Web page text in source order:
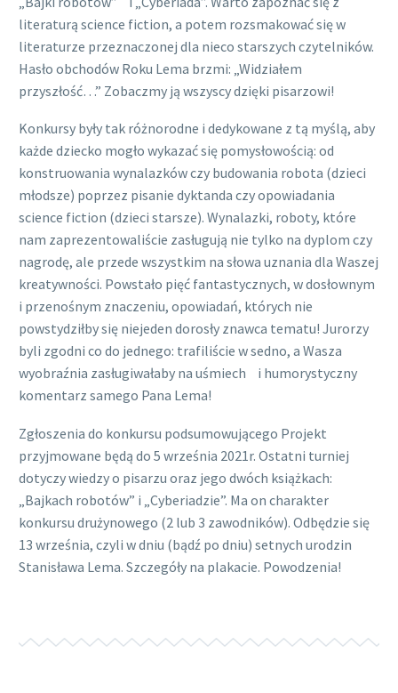
literaturą science fiction, a potem rozsmakować się w
literaturze przeznaczonej dla nieco starszych czytelników.
Hasło obchodów Roku Lema brzmi: „Widziałem
przyszłość…” Zobaczmy ją wszyscy dzięki pisarzowi!
Konkursy były tak różnorodne i dedykowane z tą myślą, aby
każde dziecko mogło wykazać się pomysłowością: od
konstruowania wynalazków czy budowania robota (dzieci
młodsze) poprzez pisanie dyktanda czy opowiadania
science fiction (dzieci starsze). Wynalazki, roboty, które
nam zaprezentowaliście zasługują nie tylko na dyplom czy
nagrodę, ale przede wszystkim na słowa uznania dla Waszej
kreatywności. Powstało pięć fantastycznych, w dosłownym
i przenośnym znaczeniu, opowiadań, których nie
powstydziłby się niejeden dorosły znawca tematu! Jurorzy
byli zgodni co do jednego: trafiliście w sedno, a Wasza
wyobraźnia zasługiwałaby na uśmiech i humorystyczny
komentarz samego Pana Lema!
Zgłoszenia do konkursu podsumowującego Projekt
przyjmowane będą do 5 września 2021r. Ostatni turniej
dotyczy wiedzy o pisarzu oraz jego dwóch książkach:
„Bajkach robotów” i „Cyberiadzie”. Ma on charakter
konkursu drużynowego (2 lub 3 zawodników). Odbędzie się
13 września, czyli w dniu (bądź po dniu) setnych urodzin
Stanisława Lema. Szczegóły na plakacie. Powodzenia!